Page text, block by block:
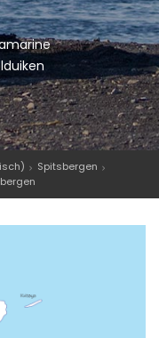
Spitsbergen